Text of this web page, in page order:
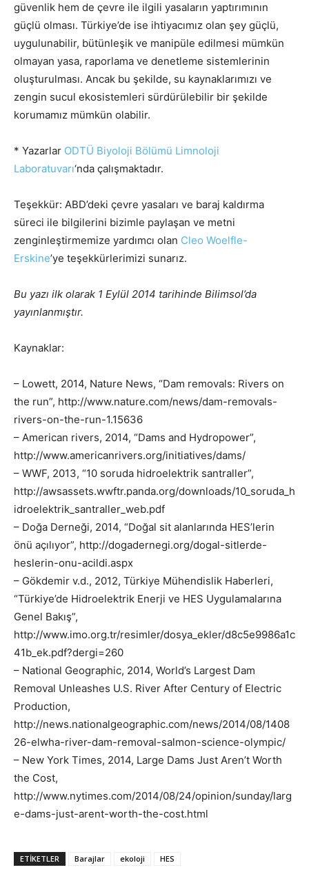
güvenlik hem de çevre ile ilgili yasaların yaptırımının
güçlü olması. Türkiye’de ise ihtiyacımız olan şey güçlü,
uygulunabilir, bütünleşik ve manipüle edilmesi mümkün
olmayan yasa, raporlama ve denetleme sistemlerinin
oluşturulması. Ancak bu şekilde, su kaynaklarımızı ve
zengin sucul ekosistemleri sürdürülebilir bir şekilde
korumamız mümkün olabilir.
* Yazarlar ODTÜ Biyoloji Bölümü Limnoloji
Laboratuvarı‘nda çalışmaktadır.
Teşekkür: ABD’deki çevre yasaları ve baraj kaldırma
süreci ile bilgilerini bizimle paylaşan ve metni
zenginleştirmemize yardımcı olan Cleo Woelfle-
Erskine’ye teşekkürlerimizi sunarız.
Bu yazı ilk olarak 1 Eylül 2014 tarihinde Bilimsol’da
yayınlanmıştır.
Kaynaklar:
– Lowett, 2014, Nature News, “Dam removals: Rivers on
the run”, http://www.nature.com/news/dam-removals-
rivers-on-the-run-1.15636
– American rivers, 2014, “Dams and Hydropower”,
http://www.americanrivers.org/initiatives/dams/
– WWF, 2013, “10 soruda hidroelektrik santraller”,
http://awsassets.wwftr.panda.org/downloads/10_soruda_h
idroelektrik_santraller_web.pdf
– Doğa Derneği, 2014, “Doğal sit alanlarında HES’lerin
önü açılıyor”, http://dogadernegi.org/dogal-sitlerde-
heslerin-onu-acildi.aspx
– Gökdemir v.d., 2012, Türkiye Mühendislik Haberleri,
“Türkiye’de Hidroelektrik Enerji ve HES Uygulamalarına
Genel Bakış”,
http://www.imo.org.tr/resimler/dosya_ekler/d8c5e9986a1c
41b_ek.pdf?dergi=260
– National Geographic, 2014, World’s Largest Dam
Removal Unleashes U.S. River After Century of Electric
Production,
http://news.nationalgeographic.com/news/2014/08/1408
26-elwha-river-dam-removal-salmon-science-olympic/
– New York Times, 2014, Large Dams Just Aren’t Worth
the Cost,
http://www.nytimes.com/2014/08/24/opinion/sunday/larg
e-dams-just-arent-worth-the-cost.html
ETIKETLER Barajlar ekoloji HES